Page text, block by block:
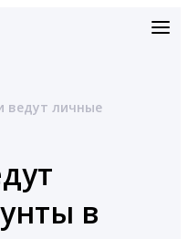
ведут личные
в